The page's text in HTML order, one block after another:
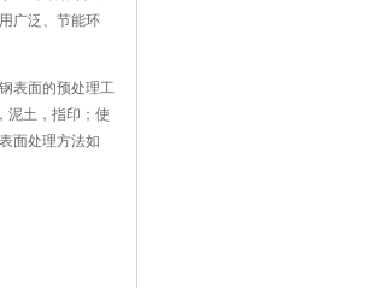
广泛、节能环
表面的预处理工
泥土，指印；使
面处理方法如